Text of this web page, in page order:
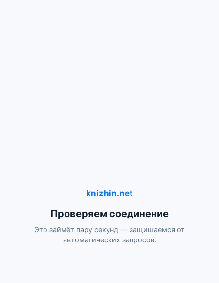
knizhin.net
Проверяем соединение
Это займёт пару секунд — защищаемся от
автоматических запросов.